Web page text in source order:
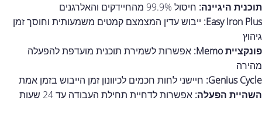
תוכנית היגיינה: חיסול 99.9% מהחיידקים והאלרגנים
Easy Iron Plus: ייבוש עדין המצמצם קמטים משמעותית וחוסך זמן
גיהוץ
פונקציית Memo:
אפשרות לשמירת תוכנית מועדפת להפעלה
מהירה
Genius Cycle: חיישני לחות חכמים לכיוונון זמן הייבוש בזמן אמת
השהיית הפעלה: אפשרות לדחיית תחילת העבודה עד 24 שעות